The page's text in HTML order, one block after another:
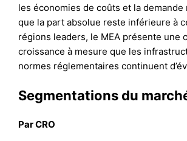
les économies de coûts et la demande
que la part absolue reste inférieure à
régions leaders, le MEA présente une
croissance à mesure que les
normes réglementaires continuent
Segmentations du
Par CRO